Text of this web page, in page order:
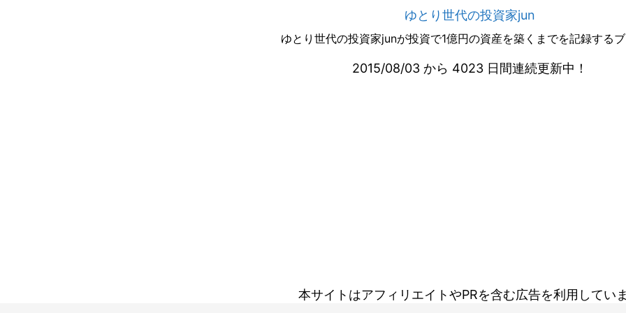
ゆとり世代の投資家jun
ゆとり世代の投資家junが投資で1億円の資産を築くまでを記録するブ
2015/08/03 から 4023 日間連続更新中！
本サイトはアフィリエイトやPRを含む広告を利用してい